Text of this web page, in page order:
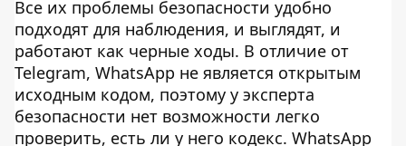
Все их проблемы безопасности удобно
подходят для наблюдения, и выглядят, и
работают как черные ходы. В отличие от
Telegram, WhatsApp не является открытым
исходным кодом, поэтому у эксперта
безопасности нет возможности легко
проверить, есть ли у него кодекс. WhatsApp